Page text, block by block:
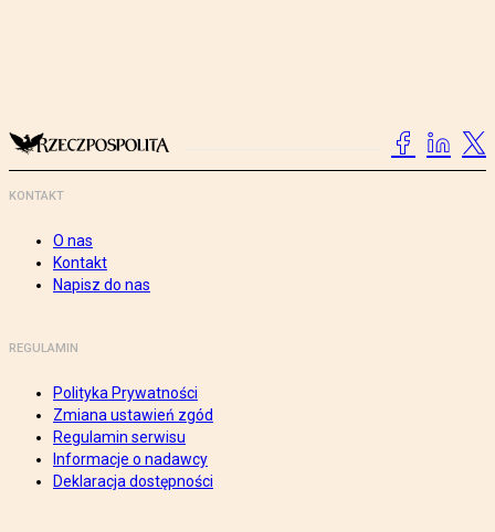
KONTAKT
O nas
Kontakt
Napisz do nas
REGULAMIN
Polityka Prywatności
Zmiana ustawień zgód
Regulamin serwisu
Informacje o nadawcy
Deklaracja dostępności